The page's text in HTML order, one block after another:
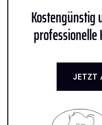
Kostengünstig
JETZT